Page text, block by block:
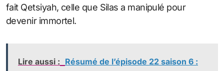
fait Qetsiyah, celle que Silas a manipulé pour
devenir immortel.
Lire aussi : Résumé de l’épisode 22 saison 6 :